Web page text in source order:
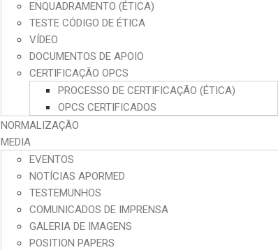
ENQUADRAMENTO (ÉTICA)
TESTE CÓDIGO DE ÉTICA
VÍDEO
DOCUMENTOS DE APOIO
CERTIFICAÇÃO OPCS
PROCESSO DE CERTIFICAÇÃO (ÉTICA)
OPCS CERTIFICADOS
NORMALIZAÇÃO
MEDIA
EVENTOS
NOTÍCIAS APORMED
TESTEMUNHOS
COMUNICADOS DE IMPRENSA
GALERIA DE IMAGENS
POSITION PAPERS